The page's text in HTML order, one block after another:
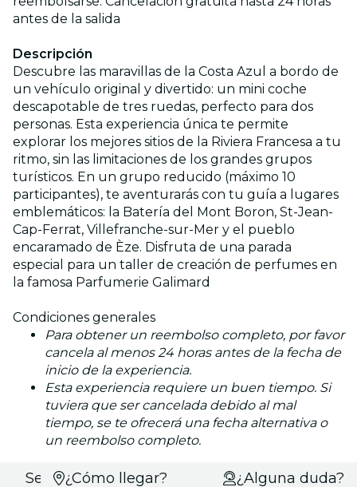
antes de la salida
Descripción
Descubre las maravillas de la Costa Azul a bordo de
un vehículo original y divertido: un mini coche
descapotable de tres ruedas, perfecto para dos
personas. Esta experiencia única te permite
explorar los mejores sitios de la Riviera Francesa a tu
ritmo, sin las limitaciones de los grandes grupos
turísticos. En un grupo reducido (máximo 10
participantes), te aventurarás con tu guía a lugares
emblemáticos: la Batería del Mont Boron, St-Jean-
Cap-Ferrat, Villefranche-sur-Mer y el pueblo
encaramado de Èze. Disfruta de una parada
especial para un taller de creación de perfumes en
la famosa Parfumerie Galimard
Condiciones generales
Para obtener un reembolso completo, por favor
cancela al menos 24 horas antes de la fecha de
inicio de la experiencia.
Esta experiencia requiere un buen tiempo. Si
tuviera que ser cancelada debido al mal
tiempo, se te ofrecerá una fecha alternativa o
un reembolso completo.
Selecciona¿Cómo llegar? ¿Alguna duda?